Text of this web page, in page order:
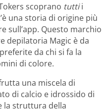
scoprano tuttii
una storia di origine più
sull’app. Questo marchio
depilatoria Magic è da
da chi si fa la
di colore.
una miscela di
di calcio e idrossido di
la struttura della